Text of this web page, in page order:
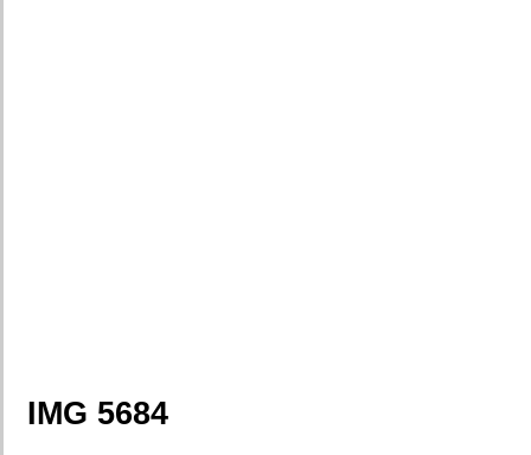
IMG 5684